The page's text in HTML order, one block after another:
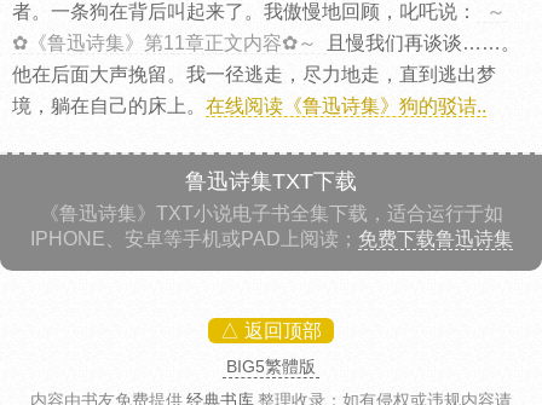
者。一条狗在背后叫起来了。我傲慢地回顾，叱吒说：
～
✿《鲁迅诗集》第11章正文内容✿～
且慢我们再谈谈……。
他在后面大声挽留。我一径逃走，尽力地走，直到逃出梦
境，躺在自己的床上。 在线阅读《鲁迅诗集》狗的驳诘..
鲁迅诗集TXT下载
《鲁迅诗集》TXT小说电子书全集下载，适合运行于如
IPHONE、安卓等手机或PAD上阅读； 免费下载鲁迅诗集
△ 返回顶部
BIG5繁體版
内容由书友免费提供经典书库整理收录 ；如有侵权或违规内容请